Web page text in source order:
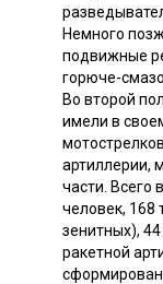
Немного
подвижные
горюче-
Во второй
имели в
артиллерии,
части. Всего
человек, 168
зенитных),
ракетной